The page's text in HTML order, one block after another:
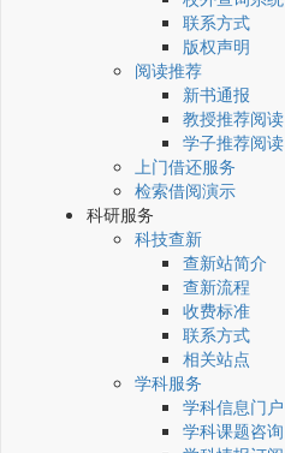
联系方式
版权声明
阅读推荐
新书通报
教授推荐阅读
学子推荐阅读
上门借还服务
检索借阅演示
科研服务
科技查新
查新站简介
查新流程
收费标准
联系方式
相关站点
学科服务
学科信息门户
学科课题咨询